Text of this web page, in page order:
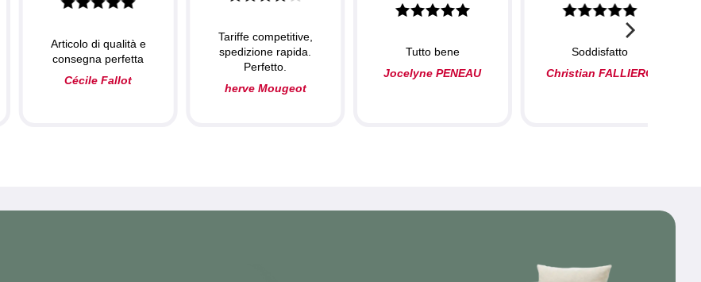
Articolo di qualità e
consegna perfetta
Cécile Fallot
Tariffe competitive,
spedizione rapida.
Perfetto.
herve Mougeot
Tutto bene
Jocelyne PENEAU
Soddisfatto
Christian FALLIERO